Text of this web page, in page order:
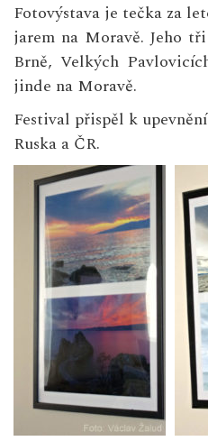
Fotovýstava je tečka za
jarem na Moravě. Jeho
Brně, Velkých
jinde na Moravě.
Festival přispěl k
Ruska a ČR.